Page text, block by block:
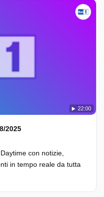
22:00
2025
con notizie,
in tempo reale da tutta